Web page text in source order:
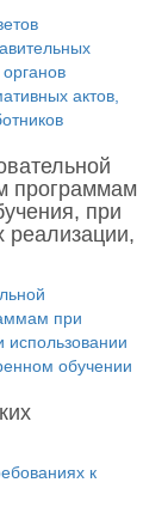
актов,
программам
при
реализации,
при
обучении
к